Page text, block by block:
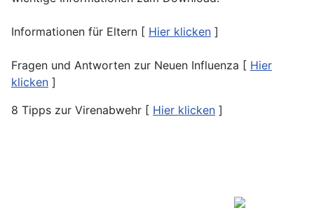
Informationen für Eltern [ Hier klicken ]
Fragen und Antworten zur Neuen Influenza [ Hier
klicken ]
8 Tipps zur Virenabwehr [ Hier klicken ]